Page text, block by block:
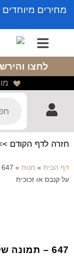
מחירים
לחצו
חזרה לדף הקודם
דף הבית » חנות »
על קנבס או זכוכית
647 –